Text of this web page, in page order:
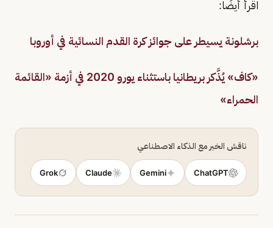
اقرأ أيضًا:
برشلونة يسيطر على جوائز كرة القدم النسائية في أوروبا
«كاف» يُذَّكر بريطانيا باستثناء يورو 2020 في أزمة «القائمة
الحمراء»
ناقش الخبر مع الذكاء الاصطناعي
ChatGPT
Gemini
Claude
Grok